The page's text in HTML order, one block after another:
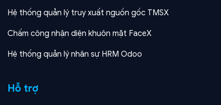
Hệ thống quản lý truy xuất nguồn gốc TMSX
Chấm công nhận diện khuôn mặt FaceX
Hệ thống quản lý nhân sự HRM Odoo
Hỗ trợ